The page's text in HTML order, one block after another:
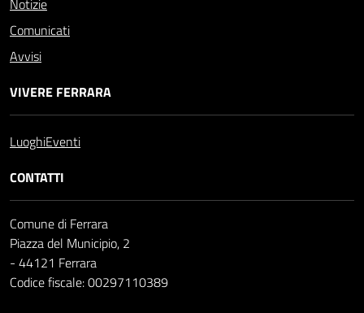
Notizie
Comunicati
Avvisi
VIVERE FERRARA
LuoghiEventi
CONTATTI
Comune di Ferrara
Piazza del Municipio, 2
- 44121 Ferrara
Codice fiscale: 00297110389